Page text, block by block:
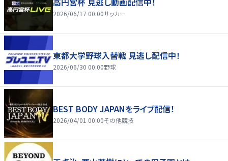
2026/06/17 00:00サッカー
東都大学野球入替戦 見逃し配信中！
2026/06/30 00:00野球
BEST BODY JAPANをライブ配信！
2026/04/01 00:00その他競技